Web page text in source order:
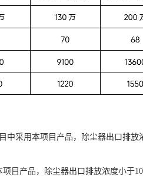
中采用本项目产品，除尘器出口排放
目产品，除尘器出口排放浓度小于